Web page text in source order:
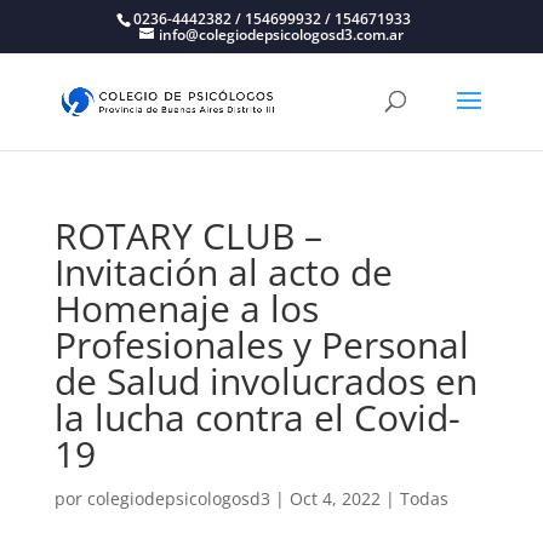
0236-4442382 / 154699932 / 154671933
info@colegiodepsicologosd3.com.ar
ROTARY CLUB –
Invitación al acto de
Homenaje a los
Profesionales y Personal
de Salud involucrados en
la lucha contra el Covid-
19
por colegiodepsicologosd3 | Oct 4, 2022| Todas